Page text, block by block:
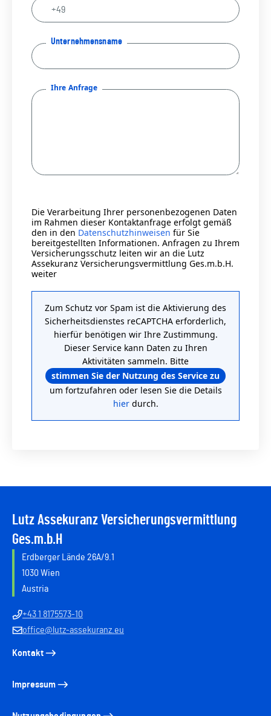
Unternehmensname
Ihre Anfrage
Die Verarbeitung Ihrer personenbezogenen Daten
im Rahmen dieser Kontaktanfrage erfolgt gemäß
den in den Datenschutzhinweisen für Sie
bereitgestellten Informationen. Anfragen zu Ihrem
Versicherungsschutz leiten wir an die Lutz
Assekuranz Versicherungsvermittlung Ges.m.b.H.
weiter
Zum Schutz vor Spam ist die Aktivierung des
Sicherheitsdienstes reCAPTCHA erforderlich,
hierfür benötigen wir Ihre Zustimmung.
Dieser Service kann Daten zu Ihren
Aktivitäten sammeln. Bitte
stimmen Sie der Nutzung des Service zu
um fortzufahren oder lesen Sie die Details
hierdurch.
Lutz Assekuranz Versicherungsvermittlung
Ges.m.b.H
Erdberger Lände 26A/9.1
1030 Wien
Austria
+43 1 8175573-10
office@lutz-assekuranz.eu
Kontakt
Impressum